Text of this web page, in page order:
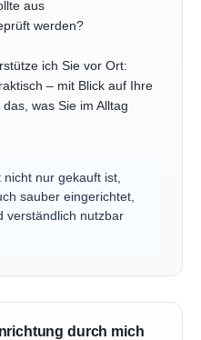
aus
werden?
ich Sie vor Ort:
– mit Blick auf Ihre
was Sie im Alltag
nur gekauft ist,
sauber eingerichtet,
verständlich nutzbar
durch mich